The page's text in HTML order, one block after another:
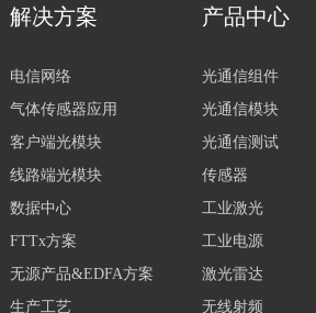
解决方案
电信网络
气体传感器应用
客户端光模块
线路端光模块
数据中心
FTTx方案
无源产品&EDFA方案
生产工艺
产品中心
光通信组件
光通信模块
光通信测试
传感器
工业激光
工业电源
激光雷达
无线射频